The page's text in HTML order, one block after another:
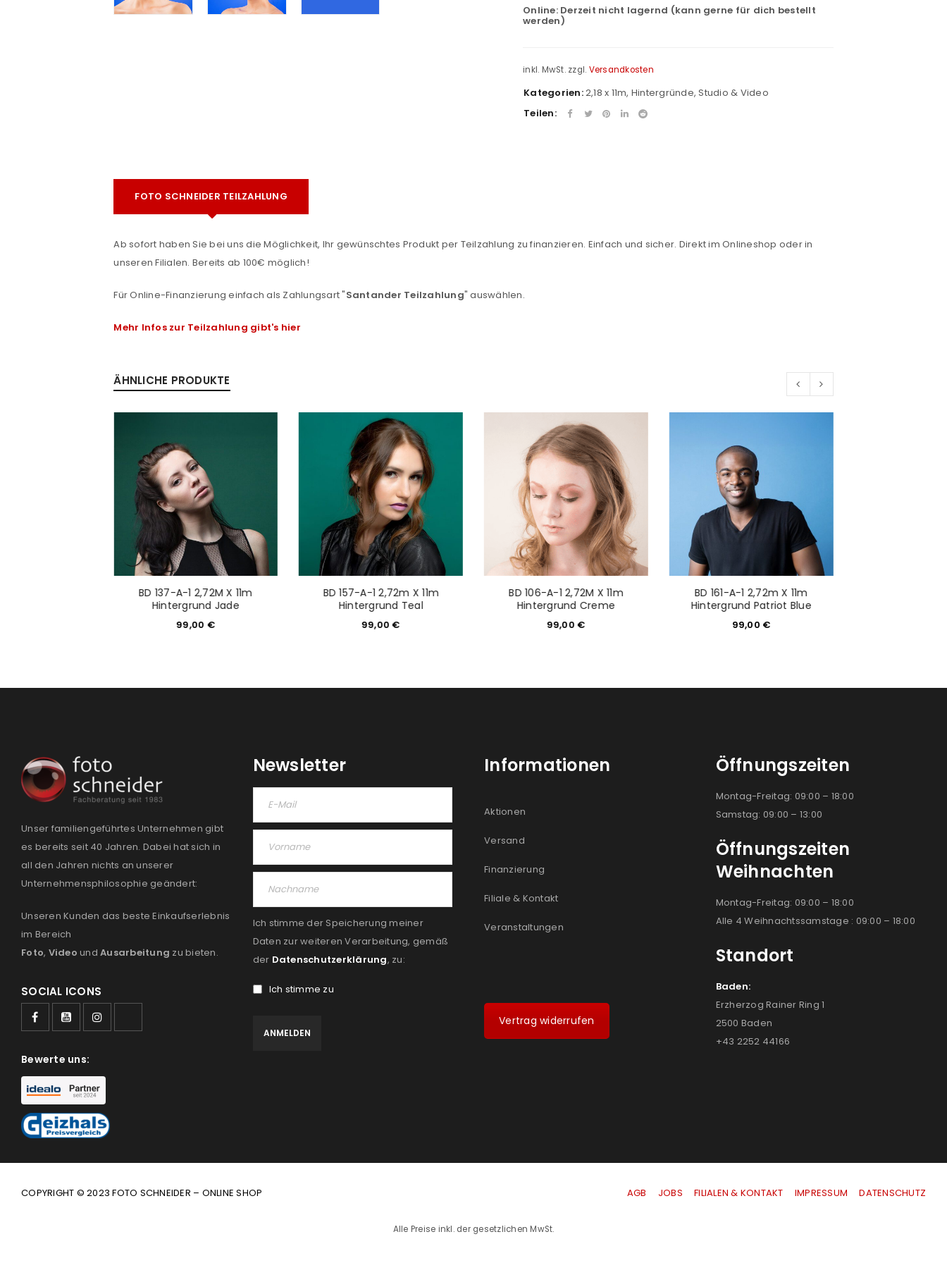
Benutzername oder E-Mail-Adresse*
Anmeldeformular geschützt durch
PASSWORT VERGESSEN?
E-Mail-Adresse*
Ich stimme zu
Ja, ich möchte ein Kundenkonto eröffnen und akzeptiere die
Datenschutzerklärung. *
REGISTRIEREN
Online: Derzeit nicht lagernd (kann gerne für dich bestellt
werden)
inkl. MwSt. zzgl. Versandkosten
Kategorien:2,18 x 11m, Hintergründe,Studio & Video
Teilen:
FOTO SCHNEIDER TEILZAHLUNG
Ab sofort haben Sie bei uns die Möglichkeit, Ihr gewünschtes Produkt per Teilzahlung zu finanzieren. Einfach und sicher. Direkt im Onlineshop oder in
unseren Filialen. Bereits ab 100€ möglich!
Für Online-Finanzierung einfach als Zahlungsart "Santander Teilzahlung" auswählen.
Mehr Infos zur Teilzahlung gibt's hier
ÄHNLICHE PRODUKTE
BD 137-A-1 2,72M X 11m
Hintergrund Jade
99,00 €
BD 157-A-1 2,72m X 11m
Hintergrund Teal
99,00€
BD 106-A-1 2,72M X 11m
Hintergrund Creme
99,00€
BD 161-A-1 2,72m X 11m
Hintergrund Patriot Blue
99,00 €
Unser familiengeführtes Unternehmen gibt
es bereits seit 40 Jahren. Dabei hat sich in
all den Jahren nichts an unserer
Unternehmensphilosophie geändert:
Unseren Kunden das beste Einkaufserlebnis
im Bereich
Foto, Video und Ausarbeitung zu bieten.
SOCIAL ICONS
Bewerte uns:
Newsletter
Ich stimme der Speicherung meiner
Daten zur weiteren Verarbeitung, gemäß
der Datenschutzerklärung, zu:
Ich stimme zu
Informationen
Aktionen
Versand
Finanzierung
Filiale & Kontakt
Veranstaltungen
Vertrag widerrufen
Öffnungszeiten
Montag-Freitag: 09:00 – 18:00
Samstag: 09:00 – 13:00
Öffnungszeiten
Weihnachten
Montag-Freitag: 09:00 – 18:00
Alle 4 Weihnachtssamstage : 09:00 – 18:00
Standort
Baden:
Erzherzog Rainer Ring 1
2500 Baden
+43 2252 44166
COPYRIGHT © 2023 FOTO SCHNEIDER – ONLINE SHOP AGB JOBS FILIALEN & KONTAKT IMPRESSUM |DATENSCHUTZ
Alle Preise inkl. der gesetzlichen MwSt.